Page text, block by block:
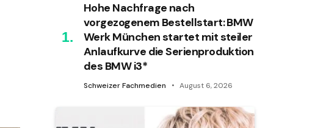
Hohe Nachfrage nach
vorgezogenem Bestellstart: BMW
Werk München startet mit steiler
Anlaufkurve die Serienproduktion
des BMW i3*
Schweizer Fachmedien August 6, 2026